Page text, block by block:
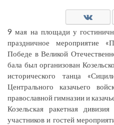
9 мая на площади у
праздничное мероприятие
Победе в Великой
бала был организован
исторического танца
Центрального казачьего
православной гимназии и
Козельская ракетная
участников и гостей